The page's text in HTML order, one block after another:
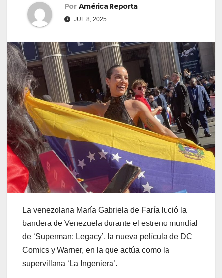
Por América Reporta
JUL 8, 2025
La venezolana María Gabriela de Faría lució la
bandera de Venezuela durante el estreno mundial
de ‘Superman: Legacy’, la nueva película de DC
Comics y Warner, en la que actúa como la
supervillana ‘La Ingeniera’.